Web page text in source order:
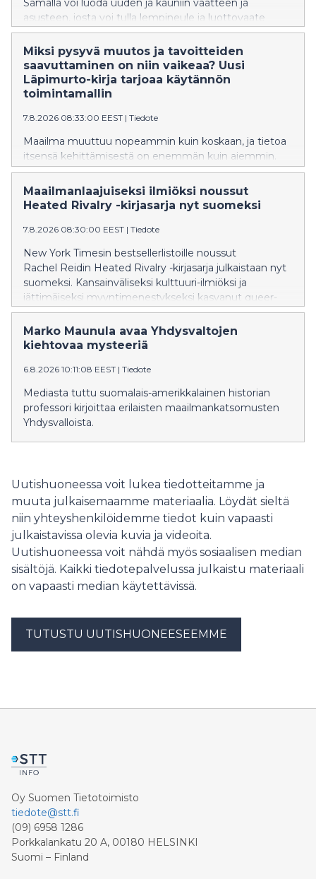
Samalla voi luoda uuden ja kauniin vaatteen ja
asusteen, josta voi tulla lempineule ja luottovaate
itselle tai ystävälle! Tässä tämän syksyn
houkuttelevimmat käsityökirjat, jotka inspiroivat
pitkään.
Miksi pysyvä muutos ja tavoitteiden
saavuttaminen on niin vaikeaa? Uusi
Läpimurto-kirja tarjoaa käytännön
toimintamallin
7.8.2026 08:33:00 EEST | Tiedote
Maailma muuttuu nopeammin kuin koskaan, ja tietoa
itsensä kehittämisestä on enemmän kuin aiemmin.
Moni tietää, mitä pitäisi tehdä, mutta pysyvän
muutoksen tekeminen jää toteutumatta. Samalla
työelämän vaatimukset kasvavat, epävarmuus
lisääntyy ja yhä useampi etsii keinoja rakentaa kestävää
suorituskykyä, hyvinvointia ja merkityksellisyyttä. Tästä
Maailmanlaajuiseksi ilmiöksi noussut
Heated Rivalry -kirjasarja nyt suomeksi
7.8.2026 08:30:00 EEST | Tiedote
New York Timesin bestsellerlistoille noussut
Rachel Reidin Heated Rivalry -kirjasarja julkaistaan nyt
suomeksi. Kansainväliseksi kulttuuri-ilmiöksi ja
jättimäiseksi myyntimenestykseksi kasvanut queer-
jääkiekkoromanssien sarja käynnistyy elokuussa
teoksella Game Changer – Käänteentekijä.
Marko Maunula avaa Yhdysvaltojen
kiehtovaa mysteeriä
6.8.2026 10:11:08 EEST | Tiedote
Mediasta tuttu suomalais-amerikkalainen historian
professori kirjoittaa erilaisten maailmankatsomusten
Yhdysvalloista.
Uutishuoneessa voit lukea tiedotteitamme ja
muuta julkaisemaamme materiaalia. Löydät sieltä
niin yhteyshenkilöidemme tiedot kuin vapaasti
julkaistavissa olevia kuvia ja videoita.
Uutishuoneessa voit nähdä myös sosiaalisen median
sisältöjä. Kaikki tiedotepalvelussa julkaistu materiaali
on vapaasti median käytettävissä.
TUTUSTU UUTISHUONEESEEMME
Oy Suomen Tietotoimisto
tiedote@stt.fi
(09) 6958 1286
Porkkalankatu 20 A, 00180 HELSINKI
Suomi – Finland